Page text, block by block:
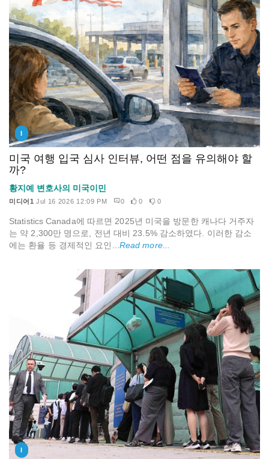
I
미국 여행 입국 심사 인터뷰, 어떤 점을 유의해야 할
까?
황지예 변호사의 미국이민
미디어1 Jul 16 2026 12:09 PM 0 0 0
Statistics Canada에 따르면 2025년 미국을 방문한 캐나다 거주자
는 약 2,300만 명으로, 전년 대비 23.5% 감소하였다. 이러한 감소
에는 환율 등 경제적인 요인... Read more...
I